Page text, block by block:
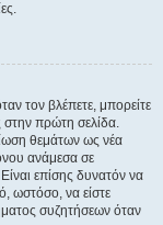
τον βλέπετε, μπορείτε
στην πρώτη σελίδα.
θεμάτων ως νέα
ανάμεσα σε
επίσης δυνατόν να
ωστόσο, να είστε
συζητήσεων όταν